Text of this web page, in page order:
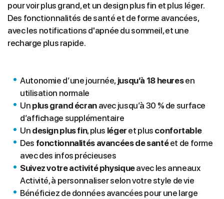
pour voir plus grand, et un design plus fin et plus léger.
Des fonctionnalités de santé et de forme avancées,
avec les notifications d'apnée du sommeil, et une
recharge plus rapide.
Autonomie d’une journée, jusqu’à 18 heuresen
utilisation normale
Un plus grand écran avec jusqu’à 30 % de surface
d’affichage supplémentaire
Un design plus fin, plus léger et plus confortable
Des fonctionnalités avancées de santéet de forme
avec des infos précieuses
Suivez votre activité physiqueavec les anneaux
Activité, à personnaliser selon votre style de vie
Bénéficiez de données avancées pour une large